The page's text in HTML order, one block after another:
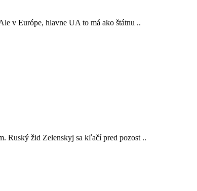
v Európe, hlavne UA to má ako štátnu ..
Ruský žid Zelenskyj sa kľačí pred pozost ..